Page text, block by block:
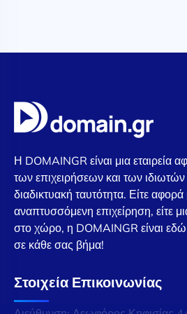
Η DOMAINGR είναι μια εταιρεία
των επιχειρήσεων και των ιδιωτών
διαδικτυακή ταυτότητα. Είτε
αναπτυσσόμενη επιχείρηση, είτε
στο χώρο, η DOMAINGR είναι εδώ
σε κάθε σας βήμα!
Στοιχεία Επικοινωνίας